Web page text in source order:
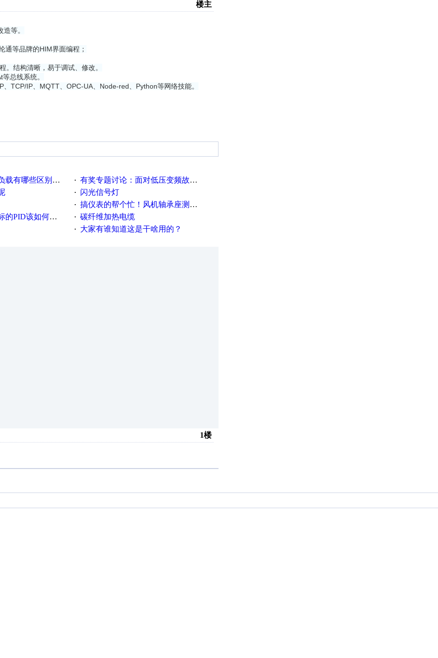
楼主
等。
通等品牌的HIM界面编程；
。结构清晰，易于调试、修改。
总线系统。
TCP/IP、MQTT、OPC-UA、Node-red、Python等网络技能。
哪些区别？？？ · 有奖专题讨论：面对低压变频故障，老手是这样解决的！
· 闪光信号灯
· 搞仪表的帮个忙！风机轴承座测振！
该如何控制呢
· 碳纤维加热电缆
· 大家有谁知道这是干啥用的？
1楼